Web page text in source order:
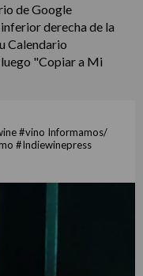
de Google
derecha de la
Calendario
"Copiar a Mi
#vino Informamos/
#Indiewinepress